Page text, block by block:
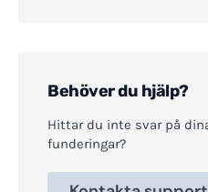
Behöver du hjälp?
Hittar du inte svar på
funderingar?